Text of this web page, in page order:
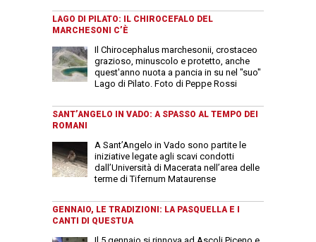
LAGO DI PILATO: IL CHIROCEFALO DEL
MARCHESONI C’È
Il Chirocephalus marchesonii, crostaceo
grazioso, minuscolo e protetto, anche
quest'anno nuota a pancia in su nel "suo"
Lago di Pilato. Foto di Peppe Rossi
SANT’ANGELO IN VADO: A SPASSO AL TEMPO DEI
ROMANI
A Sant’Angelo in Vado sono partite le
iniziative legate agli scavi condotti
dall’Università di Macerata nell’area delle
terme di Tifernum Mataurense
GENNAIO, LE TRADIZIONI: LA PASQUELLA E I
CANTI DI QUESTUA